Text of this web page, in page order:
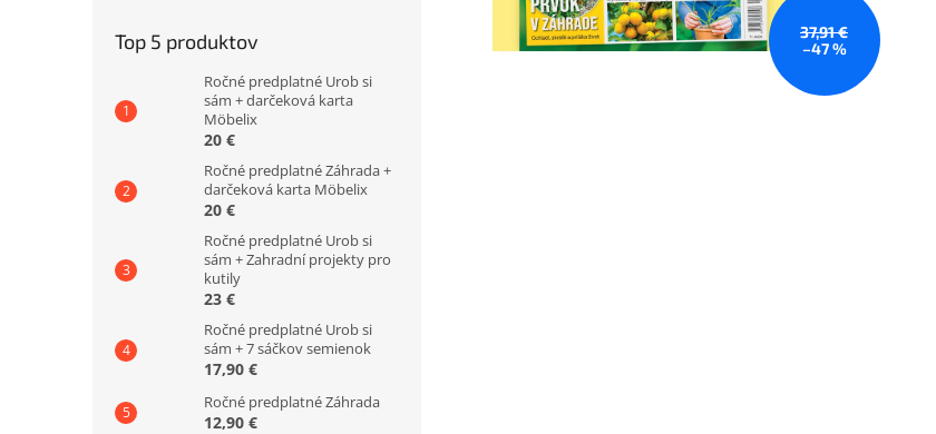
Top 5 produktov
Ročné predplatné Urob si
sám + darčeková karta
Möbelix
20 €
Ročné predplatné Záhrada +
darčeková karta Möbelix
20 €
Ročné predplatné Urob si
sám + Zahradní projekty pro
kutily
23 €
Ročné predplatné Urob si
sám + 7 sáčkov semienok
17,90 €
Ročné predplatné Záhrada
12,90 €
37,91 €
–47 %